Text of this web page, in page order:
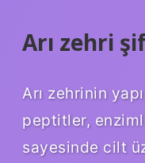
Arı zehri
Arı zehrinin
peptitler,
sayesinde cilt